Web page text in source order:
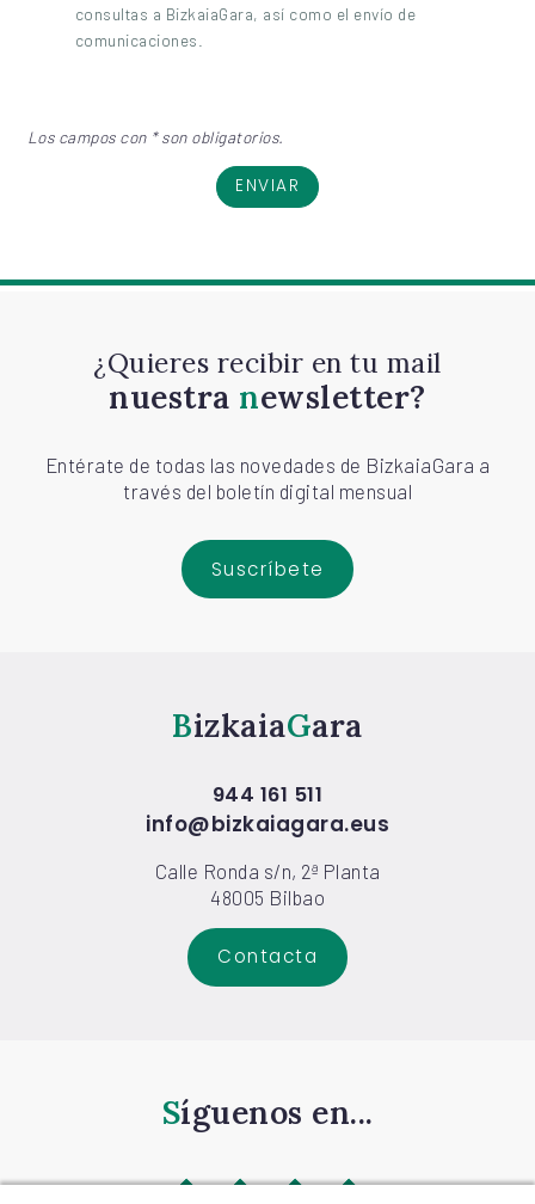
consultas a BizkaiaGara, así como el envío de
comunicaciones.
Los campos con * son obligatorios.
ENVIAR
¿Quieres recibir en tu mail
nuestra newsletter?
Entérate de todas las novedades de BizkaiaGara a
través del boletín digital mensual
Suscríbete
Bizkaia Gara
944 161 511
info@bizkaiagara.eus
Calle Ronda s/n, 2ª Planta
48005 Bilbao
Contacta
Síguenos en...